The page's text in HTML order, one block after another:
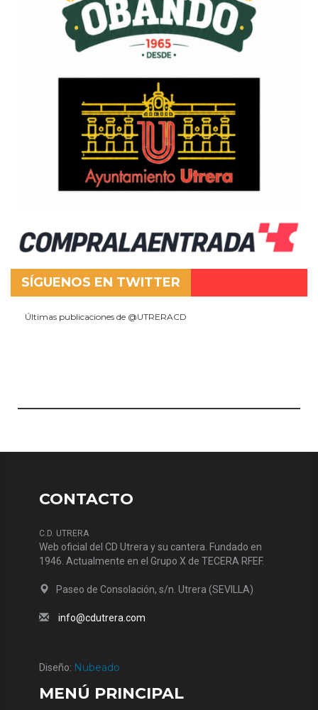
SÍGUENOS EN TWITTER
Últimas publicaciones de @UTRERACD
CONTACTO
C.D. UTRERA
Web oficial del CD Utrera y su cantera. Fundado en
1946. Actualmente en el Grupo X de TECERA RFEF.
Paseo de Consolación, s/n. Utrera (SEVILLA)
info@cdutrera.com
Diseño: Nubeado
MENÚ PRINCIPAL